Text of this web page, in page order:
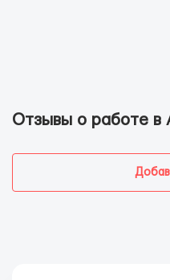
Отзывы о работе в